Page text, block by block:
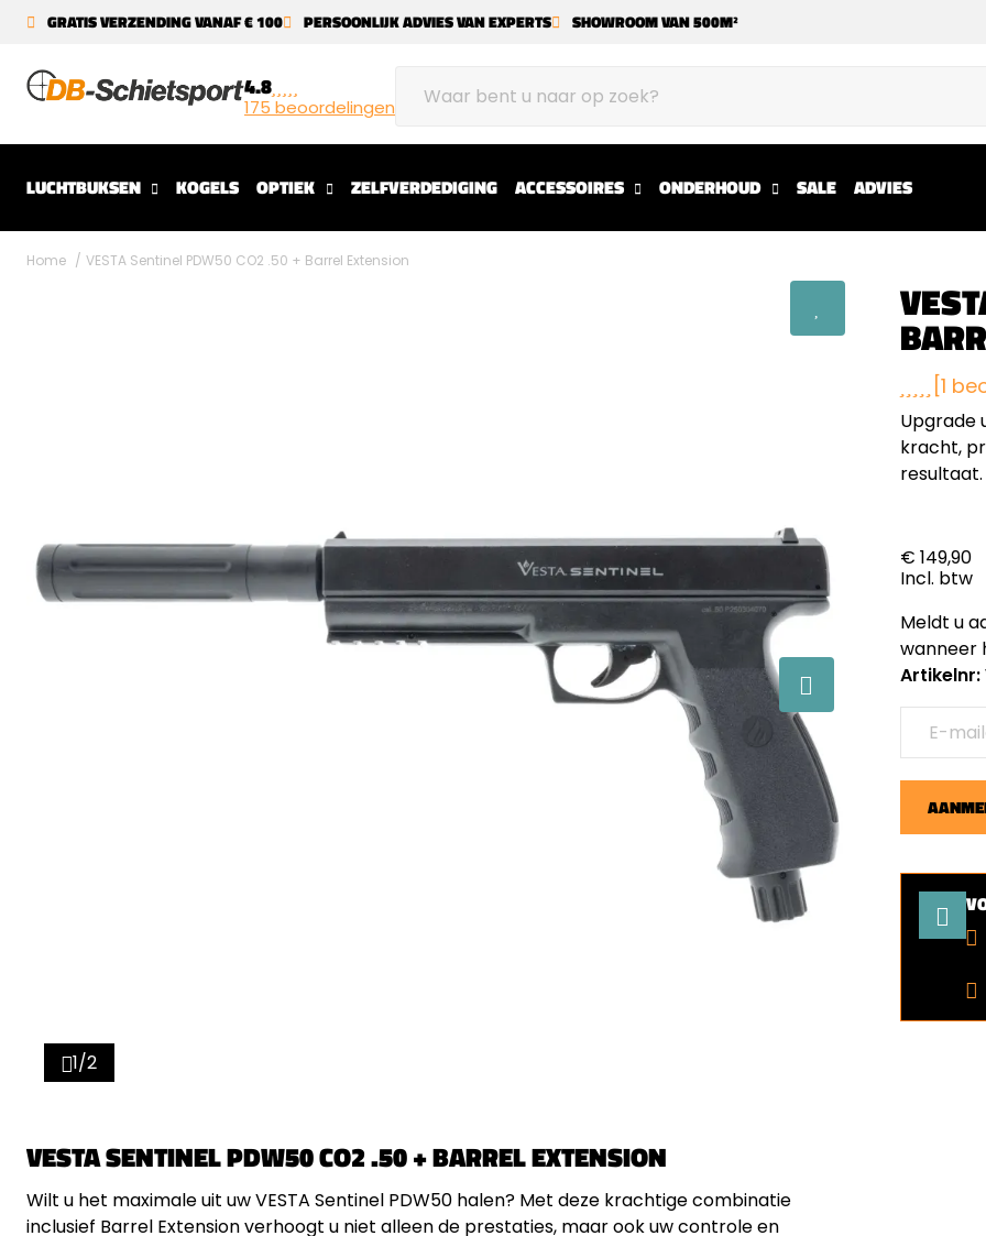
GRATIS VERZENDING VANAF € 100 PERSOONLIJK ADVIES VAN EXPERTS SHOWROOM VAN 500M²
4.8
175 beoordelingen
LUCHTBUKSEN KOGELS OPTIEK ZELFVERDEDIGING ACCESSOIRES ONDERHOUD SALE ADVIES
Home VESTA Sentinel PDW50 CO2 .50 + Barrel Extension
1/2
VESTA SENTINEL PDW50 CO2 .50 + BARREL EXTENSION
Wilt u het maximale uit uw VESTA Sentinel PDW50 halen? Met deze krachtige combinatie
inclusief Barrel Extension verhoogt u niet alleen de prestaties, maar ook uw controle en
[1
Upgrade
kracht,
resultaat.
€ 149,90
Incl. btw
Meldt u
wanneer
Artikelnr: